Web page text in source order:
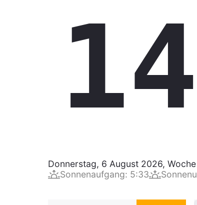
Donnerstag, 6 August 2026, Woche
Sonnenaufgang: 5:33